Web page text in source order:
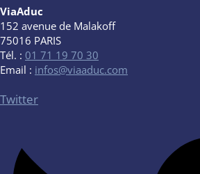
ViaAduc
152 avenue de Malakoff
75016 PARIS
Tél. : 01 71 19 70 30
Email : infos@viaaduc.com
Twitter